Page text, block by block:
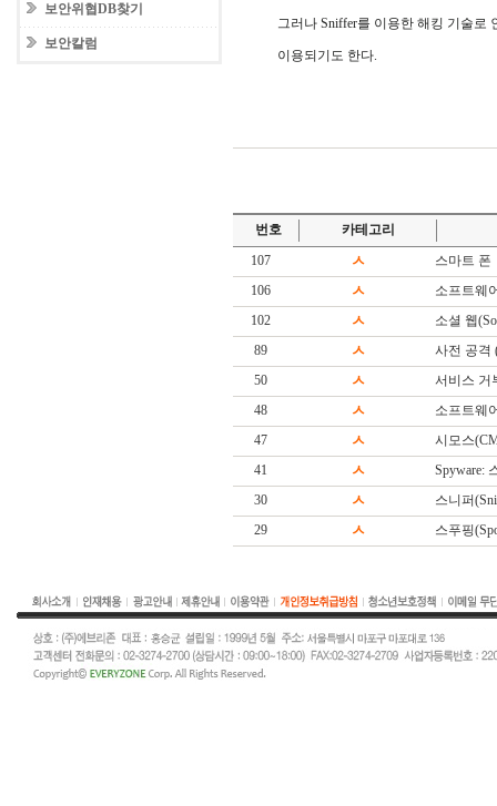
보안위협DB찾기
보안칼럼
그러나 Sniffer를 이용한 해킹 기술로
이용되기도 한다.
번호
카테고리
107
ㅅ
스마트 폰
106
ㅅ
소프트웨
102
ㅅ
소셜 웹
89
ㅅ
사전 공격
50
ㅅ
서비스 거
48
ㅅ
소프트웨
47
ㅅ
시모스
41
ㅅ
Spyware:
30
ㅅ
스니퍼
29
ㅅ 스푸핑